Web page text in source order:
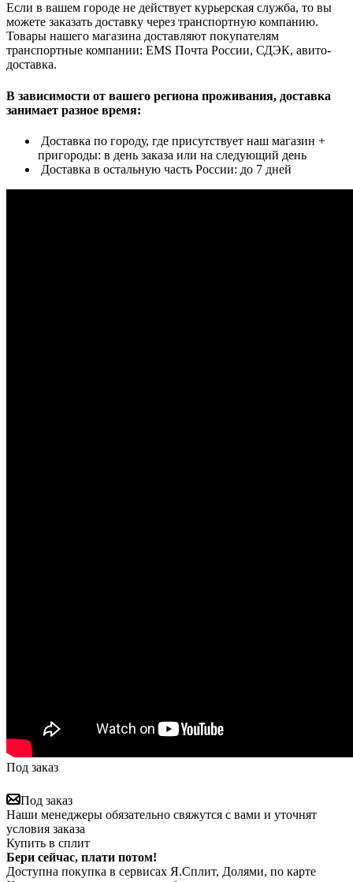
Если в вашем городе не действует курьерская служба, то вы
можете заказать доставку через транспортную компанию.
Товары нашего магазина доставляют покупателям
транспортные компании: EMS Почта России, СДЭК, авито-
доставка.
В зависимости от вашего региона проживания, доставка
занимает разное время:
Доставка по городу, где присутствует наш магазин +
пригороды: в день заказа или на следующий день
Доставка в остальную часть России: до 7 дней
Под заказ
Под заказ
Наши менеджеры обязательно свяжутся с вами и уточнят
условия заказа
Купить в сплит
Бери сейчас, плати потом!
Доступна покупка в сервисах Я.Сплит, Долями, по карте